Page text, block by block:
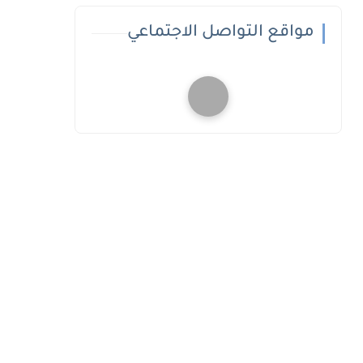
مواقع التواصل الاجتماعي